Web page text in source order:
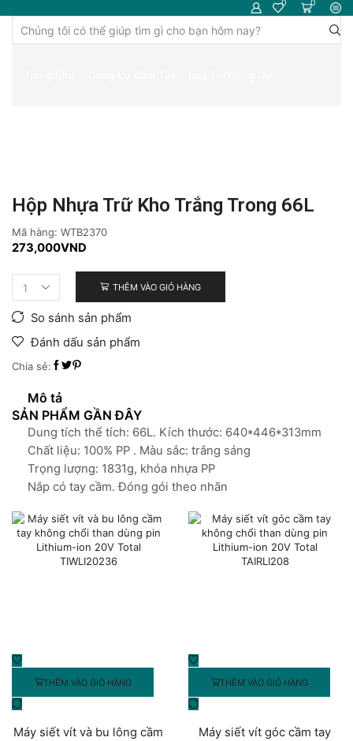
0 0
Trường
Hộp Nhựa Trữ Kho Trắng Trong 66L
Mã hàng: WTB2370
273,000VND
Hộp
trữ
kho
trắng
trong
số
lượng
THÊM VÀO GIỎ HÀNG
So sánh sản phẩm
Đánh dấu sản phẩm
Chia sẻ:
Mô tả
SẢN PHẨM GẦN ĐÂY
Dung tích thể tích: 66L. Kích thước: 640*446*313mm
Chất liệu: 100% PP . Màu sắc: trắng sáng
Trọng lượng: 1831g, khóa nhựa PP
Nắp có tay cầm. Đóng gói theo nhãn
THÊM VÀO GIỎ HÀNG
Máy siết vít và bu lông cầm
THÊM VÀO GIỎ HÀNG
Máy siết vít góc cầm tay